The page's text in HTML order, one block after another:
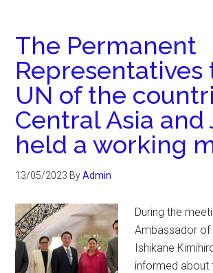
The Permanent
Representatives
UN of the
Central Asia and
held a working
13/05/2023 ByAdmin
During the
Ambassador of
Ishikane
informed about